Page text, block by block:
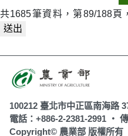
共1685筆資料，第89/188頁
送出
100212 臺北市中正區南海路
電話：+886-2-2381-2991 ‧
Copyright© 農業部 版權所有